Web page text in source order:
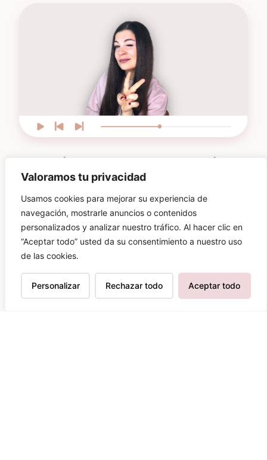
Valoramos tu privacidad
Usamos cookies para mejorar su experiencia de
navegación, mostrarle anuncios o contenidos
personalizados y analizar nuestro tráfico. Al hacer clic en
“Aceptar todo” usted da su consentimiento a nuestro uso
de las cookies.
Personalizar Rechazar todo Aceptar todo
las novedades
70.000 personas
ya son parte de
esta comunidad
¿Te apuntas?